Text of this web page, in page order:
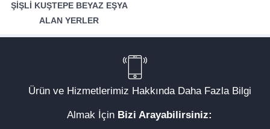
ŞIŞLI KUŞTEPE BEYAZ EŞYA
ALAN YERLER
Ürün ve Hizmetlerimiz Hakkında Daha Fazla Bilgi
Almak İçin Bizi Arayabilirsiniz: